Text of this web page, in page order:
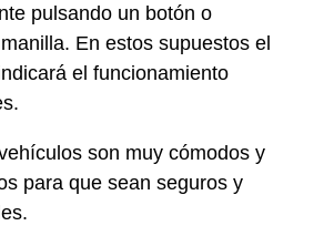
pulsando un botón o
En estos supuestos el
el funcionamiento
son muy cómodos y
para que sean seguros y